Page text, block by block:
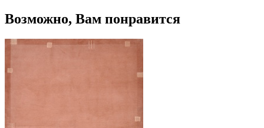
Возможно, Вам понравится